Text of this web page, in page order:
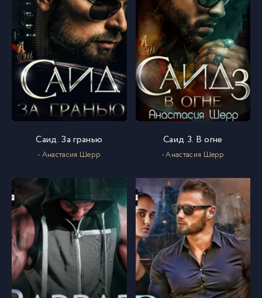
Саид. За гранью
- Анастасия Шерр
Саид 3. В огне
- Анастасия Шерр